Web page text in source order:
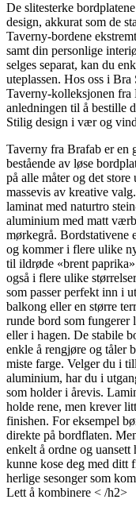
De slitesterke
design, akkurat som de
Taverny-bordene
samt din personlige
selges separat, kan du
uteplassen. Hos oss i
Taverny-kolleksjonen fra
anledningen til å bestille
Stilig design i vær og
Taverny fra Brafab er en
bestående av løse
på alle måter og det
massevis av kreative
laminat med naturtro
aluminium med matt
mørkegrå. Bordstativene
og kommer i flere ulike
til ildrøde «brent
også i flere ulike
som passer perfekt inn i
balkong eller en større
runde bord som fungerer
eller i hagen. De stabile
enkle å rengjøre og tåler
miste farge. Velger du i
aluminium, har du i
som holder i årevis.
holde rene, men krever
finishen. For eksempel
direkte på bordflaten.
enkelt å ordne og
kunne kose deg med ditt
herlige sesonger som
Lett å kombinere < /h2>